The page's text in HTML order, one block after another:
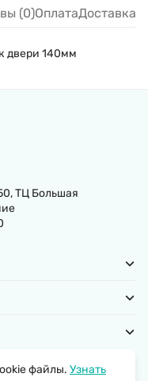
(0)ОплатаДоставка
двери 140мм
ТЦ Большая
файлы. Узнать